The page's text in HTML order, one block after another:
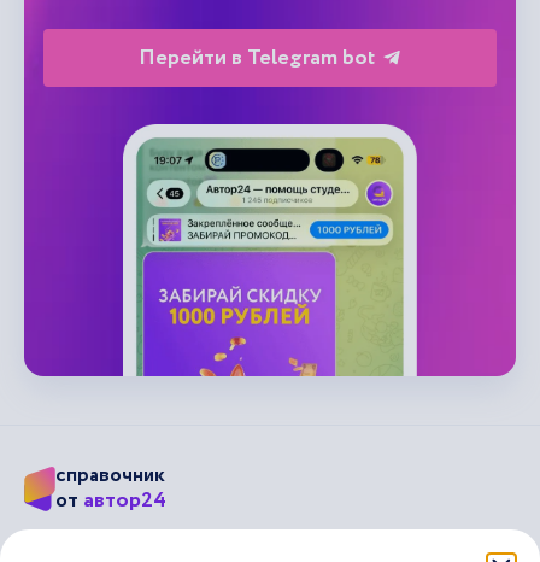
Перейти в Telegram bot
справочник
отавтор24